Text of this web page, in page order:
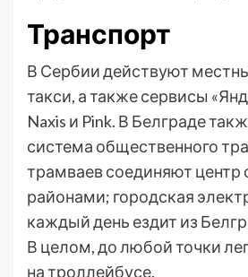
Транспорт
В Сербии действуют
такси, а также сервисы
Naxis и Pink. В Белграде
система общественного
трамваев соединяют центр
районами; городская
каждый день ездит из
В целом, до любой точки
на троллейбусе.